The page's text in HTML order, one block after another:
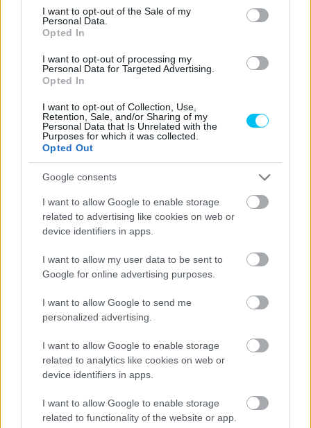
consent section.
I want to opt-out of the Sale of my
Personal Data.
Opted In
I want to opt-out of processing my
Personal Data for Targeted Advertising.
Opted In
I want to opt-out of Collection, Use,
Retention, Sale, and/or Sharing of my
Personal Data that Is Unrelated with the
Purposes for which it was collected.
Opted Out
Google consents
I want to allow Google to enable storage
related to advertising like cookies on web or
device identifiers in apps.
I want to allow my user data to be sent to
Google for online advertising purposes.
I want to allow Google to send me
personalized advertising.
I want to allow Google to enable storage
related to analytics like cookies on web or
device identifiers in apps.
I want to allow Google to enable storage
related to functionality of the website or app.